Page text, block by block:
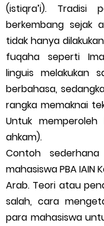
(istiqra’i). Tradisi
berkembang sejak
tidak hanya
fuqaha seperti
linguis melakukan
berbahasa,
rangka memaknai
Untuk
ahkam).
Contoh
mahasiswa PBA
Arab. Teori atau
salah, cara
para mahasiswa